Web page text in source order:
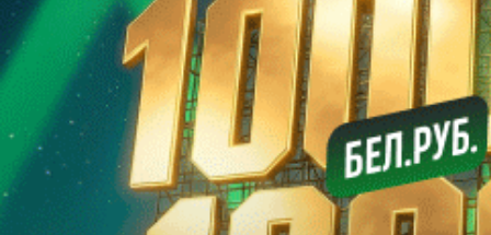
15 15
Днепр-Могилев
Белшина
15
11